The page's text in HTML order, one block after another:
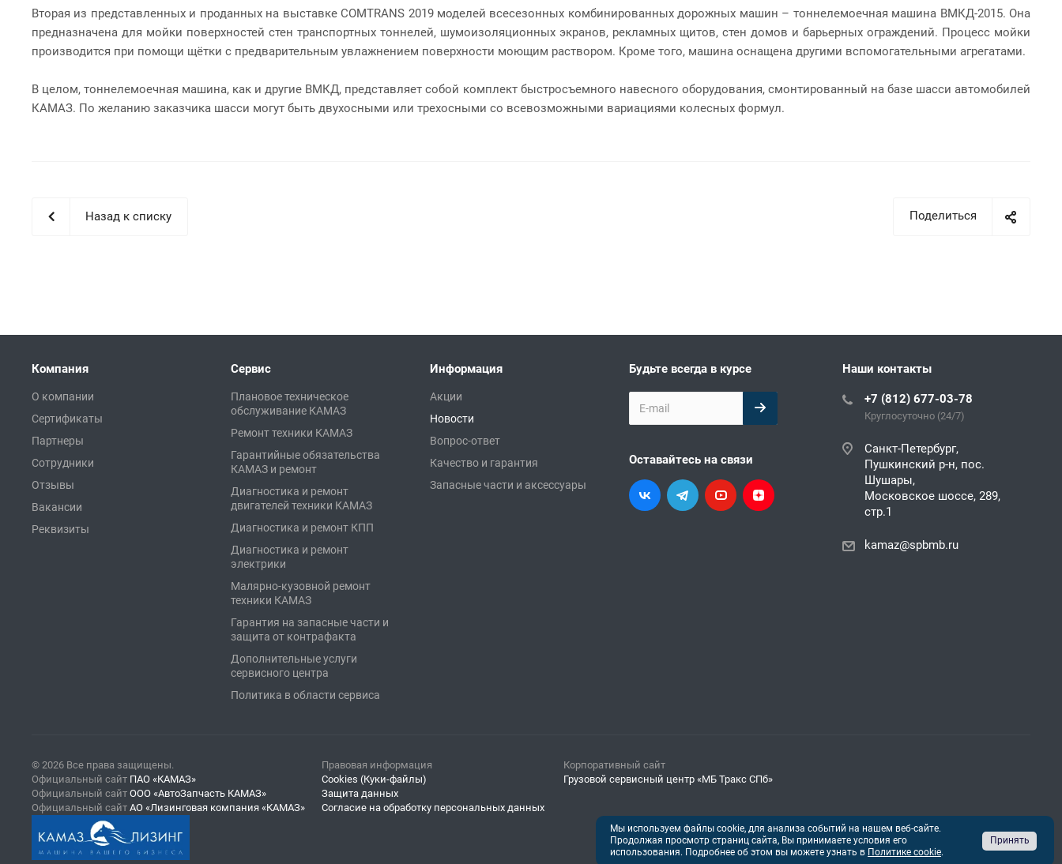
Вторая из представленных и проданных на выставке COMTRANS 2019 моделей всесезонных комбинированных дорожных машин – тоннелемоечная машина ВМКД-2015. Она
предназначена для мойки поверхностей стен транспортных тоннелей, шумоизоляционных экранов, рекламных щитов, стен домов и барьерных ограждений. Процесс мойки
производится при помощи щётки с предварительным увлажнением поверхности моющим раствором. Кроме того, машина оснащена другими вспомогательными агрегатами.
В целом, тоннелемоечная машина, как и другие ВМКД, представляет собой комплект быстросъемного навесного оборудования, смонтированный на базе шасси автомобилей
КАМАЗ. По желанию заказчика шасси могут быть двухосными или трехосными со всевозможными вариациями колесных формул.
Поделиться
Назад к списку
Компания
О компании
Сертификаты
Партнеры
Сотрудники
Отзывы
Вакансии
Реквизиты
Сервис
Плановое техническое
обслуживание КАМАЗ
Ремонт техники КАМАЗ
Гарантийные обязательства
КАМАЗ и ремонт
Диагностика и ремонт
двигателей техники КАМАЗ
Диагностика и ремонт КПП
Диагностика и ремонт
электрики
Малярно-кузовной ремонт
техники КАМАЗ
Гарантия на запасные части и
защита от контрафакта
Дополнительные услуги
сервисного центра
Политика в области сервиса
Информация
Акции
Новости
Вопрос-ответ
Качество и гарантия
Запасные части и аксессуары
Будьте всегда в курсе
Оставайтесь на связи
Наши контакты
+7 (812) 677-03-78
Круглосуточно (24/7)
Санкт-Петербург,
Пушкинский р-н, пос.
Шушары,
Московское шоссе, 289,
стр.1
kamaz@spbmb.ru
© 2026 Все права защищены. Правовая информация
Корпоративный сайт
Официальный сайт ПАО «КАМАЗ» Cookies (Куки-файлы)
Грузовой сервисный центр «МБ Тракс СПб»
Официальный сайт ООО «АвтоЗапчасть КАМАЗ»
Защита данных
Официальный сайт АО «Лизинговая компания «КАМАЗ» Согласие на обработку персональных данных
Мы используем файлы cookie, для анализа событий на нашем веб-сайте.
Продолжая просмотр страниц сайта, Вы принимаете условия его
использования. Подробнее об этом вы можете узнать в Политике cookie.
Принять